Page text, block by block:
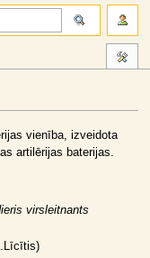
vienība, izveidota
artilērijas baterijas.
virsleitnants